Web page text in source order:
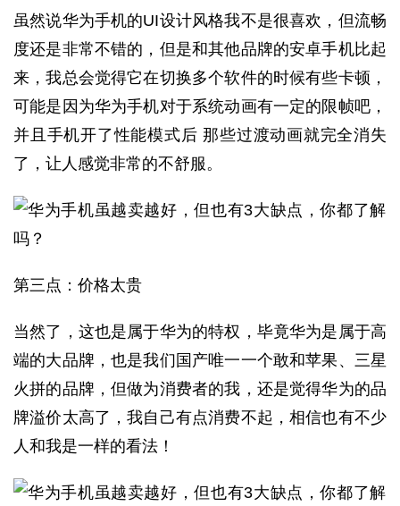
虽然说华为手机的UI设计风格我不是很喜欢，但流畅
度还是非常不错的，但是和其他品牌的安卓手机比起
来，我总会觉得它在切换多个软件的时候有些卡顿，
可能是因为华为手机对于系统动画有一定的限帧吧，
并且手机开了性能模式后 那些过渡动画就完全消失
了，让人感觉非常的不舒服。
第三点：价格太贵
当然了，这也是属于华为的特权，毕竟华为是属于高
端的大品牌，也是我们国产唯一一个敢和苹果、三星
火拼的品牌，但做为消费者的我，还是觉得华为的品
牌溢价太高了，我自己有点消费不起，相信也有不少
人和我是一样的看法！